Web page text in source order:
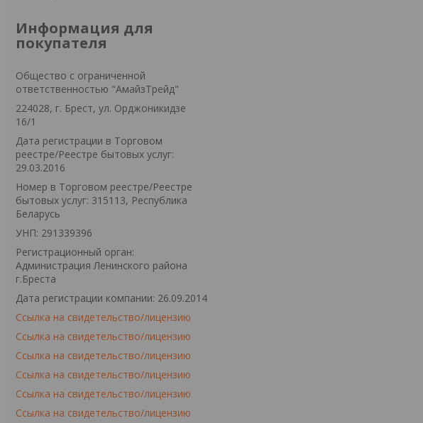
Информация для
покупателя
Общество с ограниченной
ответственностью "АмайзТрейд"
224028, г. Брест, ул. Орджоникидзе
16/1
Дата регистрации в Торговом
реестре/Реестре бытовых услуг:
29.03.2016
Номер в Торговом реестре/Реестре
бытовых услуг: 315113, Республика
Беларусь
УНП: 291339396
Регистрационный орган:
Администрация Ленинского района
г.Бреста
Дата регистрации компании: 26.09.2014
Ссылка на свидетельство/лицензию
Ссылка на свидетельство/лицензию
Ссылка на свидетельство/лицензию
Ссылка на свидетельство/лицензию
Ссылка на свидетельство/лицензию
Ссылка на свидетельство/лицензию